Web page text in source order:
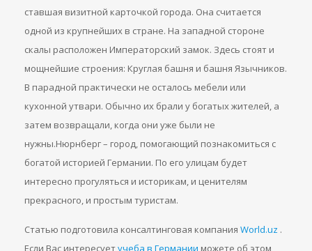
ставшая визитной карточкой города. Она считается
одной из крупнейших в стране. На западной стороне
скалы расположен Императорский замок. Здесь стоят и
мощнейшие строения: Круглая башня и башня Язычников.
В парадной практически не осталось мебели или
кухонной утвари. Обычно их брали у богатых жителей, а
затем возвращали, когда они уже были не
нужны.Нюрнберг – город, помогающий познакомиться с
богатой историей Германии. По его улицам будет
интересно прогуляться и историкам, и ценителям
прекрасного, и простым туристам.
Статью подготовила консалтинговая компания World.uz .
Если Вас интересуетучеба в Германии можете об этом